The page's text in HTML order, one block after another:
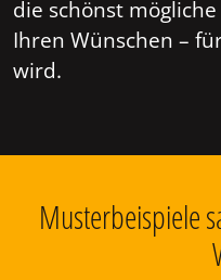
die schönst
Ihren Wünschen –
wird.
Musterbeispiele